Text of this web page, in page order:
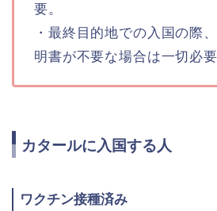
要。
・最終目的地での入国の際
明書が不要な場合は一切必要
カタールに入国する人
ワクチン接種済み